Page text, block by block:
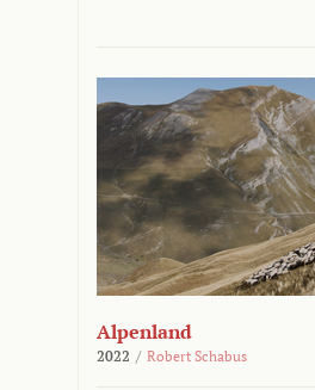
Alpenland
2022 / Robert Schabus